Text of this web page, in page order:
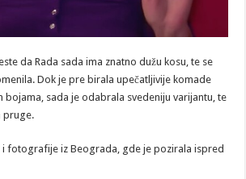
da Rada sada ima znatno dužu kosu, te se
Dok je pre birala upečatljivije komade
bojama, sada je odabrala svedeniju varijantu, te
pruge.
i fotografije iz Beograda, gde je pozirala ispred